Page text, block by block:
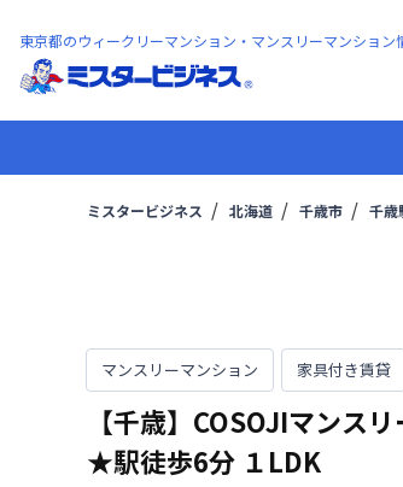
東京都のウィークリーマンション・マンスリーマンション
ミスタービジネス 北海道 千歳市 千歳
マンスリーマンション 家具付き賃貸
【千歳】COSOJIマンス
★駅徒歩6分 １LDK